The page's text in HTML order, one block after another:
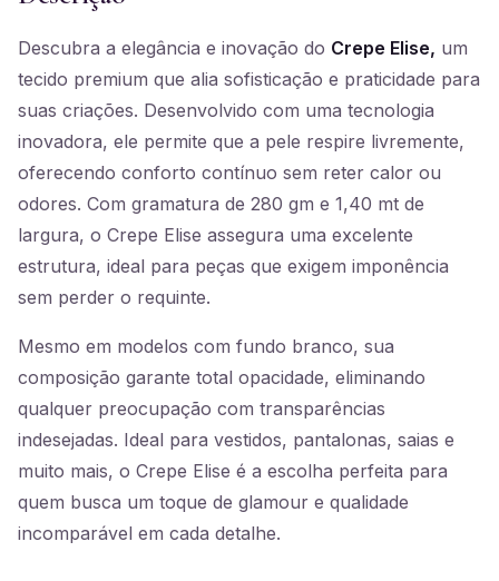
Descubra a elegância e inovação do Crepe Elise, um
tecido premium que alia sofisticação e praticidade para
suas criações. Desenvolvido com uma tecnologia
inovadora, ele permite que a pele respire livremente,
oferecendo conforto contínuo sem reter calor ou
odores. Com gramatura de 280 gm e 1,40 mt de
largura, o Crepe Elise assegura uma excelente
estrutura, ideal para peças que exigem imponência
sem perder o requinte.
Mesmo em modelos com fundo branco, sua
composição garante total opacidade, eliminando
qualquer preocupação com transparências
indesejadas. Ideal para vestidos, pantalonas, saias e
muito mais, o Crepe Elise é a escolha perfeita para
quem busca um toque de glamour e qualidade
incomparável em cada detalhe.